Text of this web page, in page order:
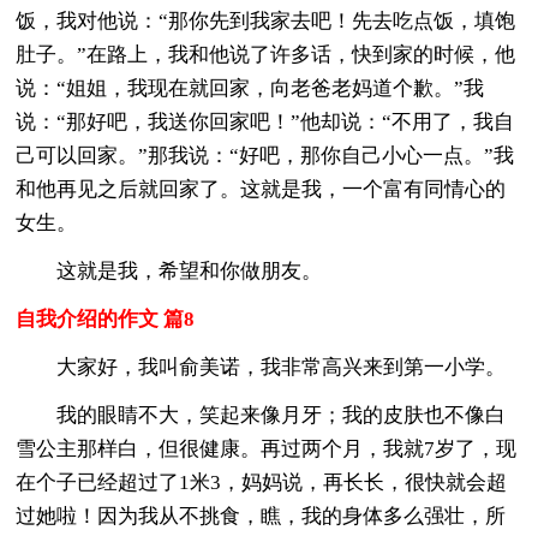
饭，我对他说：“那你先到我家去吧！先去吃点饭，填饱
肚子。”在路上，我和他说了许多话，快到家的时候，他
说：“姐姐，我现在就回家，向老爸老妈道个歉。”我
说：“那好吧，我送你回家吧！”他却说：“不用了，我自
己可以回家。”那我说：“好吧，那你自己小心一点。”我
和他再见之后就回家了。这就是我，一个富有同情心的
女生。
这就是我，希望和你做朋友。
自我介绍的作文 篇8
大家好，我叫俞美诺，我非常高兴来到第一小学。
我的眼睛不大，笑起来像月牙；我的皮肤也不像白
雪公主那样白，但很健康。再过两个月，我就7岁了，现
在个子已经超过了1米3，妈妈说，再长长，很快就会超
过她啦！因为我从不挑食，瞧，我的身体多么强壮，所